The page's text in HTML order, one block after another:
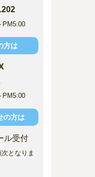
PM5:00
方は
PM5:00
の方は
ル受付
となりま